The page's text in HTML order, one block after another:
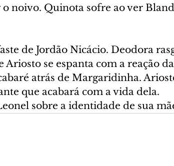
noivo. Quinota sofre ao ver
de Jordão Nicácio. Deodora
se espanta com a reação da
atrás de Margaridinha.
que acabará com a vida dela.
sobre a identidade de sua